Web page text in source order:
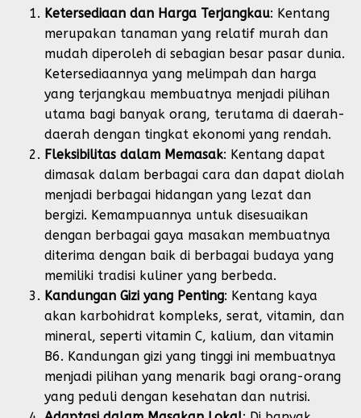
Ketersediaan dan Harga Terjangkau: Kentang
merupakan tanaman yang relatif murah dan
mudah diperoleh di sebagian besar pasar dunia.
Ketersediaannya yang melimpah dan harga
yang terjangkau membuatnya menjadi pilihan
utama bagi banyak orang, terutama di daerah-
daerah dengan tingkat ekonomi yang rendah.
Fleksibilitas dalam Memasak: Kentang dapat
dimasak dalam berbagai cara dan dapat diolah
menjadi berbagai hidangan yang lezat dan
bergizi. Kemampuannya untuk disesuaikan
dengan berbagai gaya masakan membuatnya
diterima dengan baik di berbagai budaya yang
memiliki tradisi kuliner yang berbeda.
Kandungan Gizi yang Penting: Kentang kaya
akan karbohidrat kompleks, serat, vitamin, dan
mineral, seperti vitamin C, kalium, dan vitamin
B6. Kandungan gizi yang tinggi ini membuatnya
menjadi pilihan yang menarik bagi orang-orang
yang peduli dengan kesehatan dan nutrisi.